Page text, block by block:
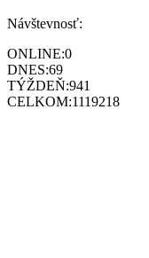
Návštevnosť:
ONLINE:0
DNES:69
TÝŽDEŇ:941
CELKOM:1119218